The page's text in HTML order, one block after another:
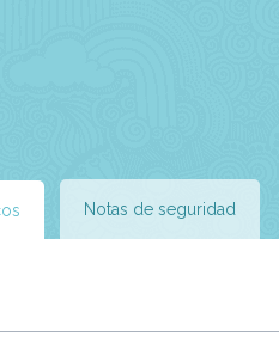
Notas de seguridad